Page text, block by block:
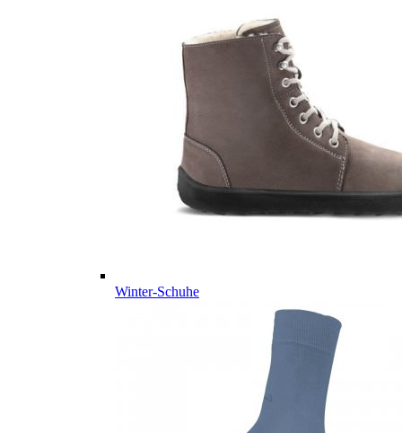
Winter-Schuhe